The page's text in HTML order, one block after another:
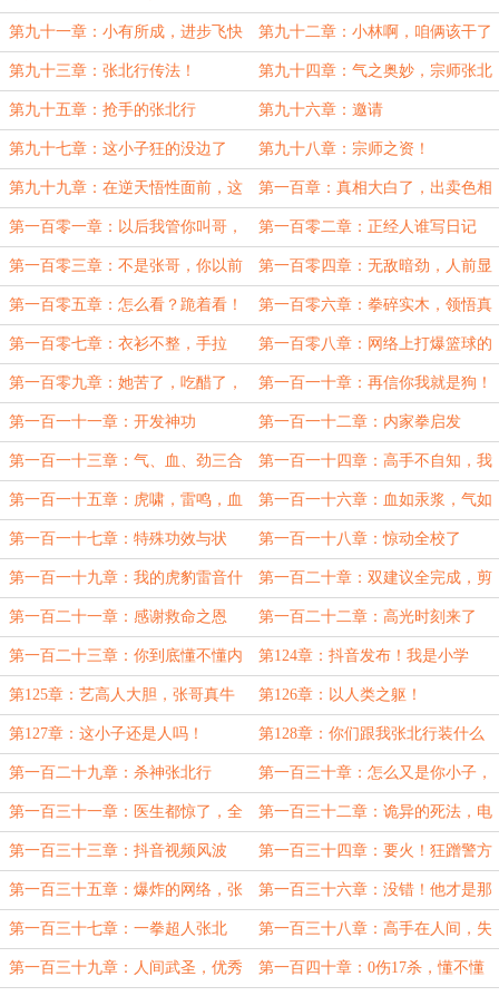
第九十一章：小有所成，进步飞快 第九十二章：小林啊，咱俩该干了
第九十三章：张北行传法！ 第九十四章：气之奥妙，宗师张北
行！
第九十五章：抢手的张北行 第九十六章：邀请
第九十七章：这小子狂的没边了 第九十八章：宗师之资！
第九十九章：在逆天悟性面前，这
些都不算什么
第一百章：真相大白了，出卖色相
吗这不
第一百零一章：以后我管你叫哥，
你管我叫师父！
第一百零二章：正经人谁写日记
啊？
第一百零三章：不是张哥，你以前
一直穿着负重呢？
第一百零四章：无敌暗劲，人前显
圣！
第一百零五章：怎么看？跪着看！ 第一百零六章：拳碎实木，领悟真
滴
第一百零七章：衣衫不整，手拉
手，你和张北行谈恋爱了？
第一百零八章：网络上打爆篮球的
视频（二合一）
第一百零九章：她苦了，吃醋了，
我寄了
第一百一十章：再信你我就是狗！
第一百一十一章：开发神功 第一百一十二章：内家拳启发
第一百一十三章：气、血、劲三合
一，开创超凡之路！
第一百一十四章：高手不自知，我
到底有多强？
第一百一十五章：虎啸，雷鸣，血
涌！
第一百一十六章：血如汞浆，气如
雷鸣，暗劲藏龙！
第一百一十七章：特殊功效与状
态，网络风波
第一百一十八章：惊动全校了
第一百一十九章：我的虎豹雷音什
么时候成时空留声了？
第一百二十章：双建议全完成，剪
辑视频发布抖音，要火！
第一百二十一章：感谢救命之恩 第一百二十二章：高光时刻来了
第一百二十三章：你到底懂不懂内
家拳啊！
第124章：抖音发布！我是小学
生，多发点，我爱看！（三合一大
章）
第125章：艺高人大胆，张哥真牛
逼！
第126章：以人类之躯！
第127章：这小子还是人吗！ 第128章：你们跟我张北行装什么
逼呢？
第一百二十九章：杀神张北行 第一百三十章：怎么又是你小子，
简直恐怖如斯！
第一百三十一章：医生都惊了，全
都死了，一个没活？
第一百三十二章：诡异的死法，电
影都不敢这么拍
第一百三十三章：抖音视频风波 第一百三十四章：要火！狂蹭警方
热度，宣传练功视频！（三合一大
章）
第一百三十五章：爆炸的网络，张
北行东窗事发（三合一）
第一百三十六章：没错！他才是那
个天才！
第一百三十七章：一拳超人张北
行？不可思议的武功进化！
第一百三十八章：高手在人间，失
手在阴间！
第一百三十九章：人间武圣，优秀 第一百四十章：0伤17杀，懂不懂